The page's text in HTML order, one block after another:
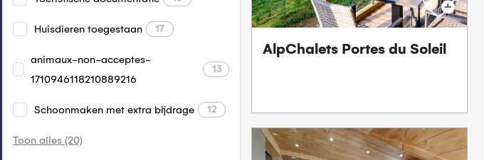
Huisdieren toegestaan 17
animaux-non-acceptes-
1710946118210889216
13
Schoonmaken met extra bijdrage 12
Toon alles (20)
AlpChalets Portes du Soleil